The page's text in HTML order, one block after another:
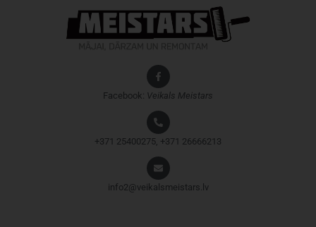
Facebook: Veikals Meistars
+371 25400275, +371 26666213
info2@veikalsmeistars.lv